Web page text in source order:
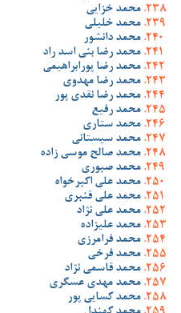
محمد خزایی
محمد خلیلی
محمد دانشور
محمد رضا بنی اسد راد
محمد رضا پورابراهیمی
محمد رضا مهدوی
محمد رضا نقدی پور
محمد رفیع
محمد ستاری
محمد سیستانی
محمد صالح موسی زاده
محمد صبوری
محمد علی اکبرخواه
محمد علی قنبری
محمد علی نژاد
محمد علیزاده
محمد فرامرزی
محمد فرخی
محمد قاسمی نژاد
محمد مهدی عسگری
محمد کسایی پور